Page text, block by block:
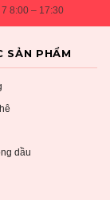
8:00 – 17:30
SẢN PHẨM
dầu